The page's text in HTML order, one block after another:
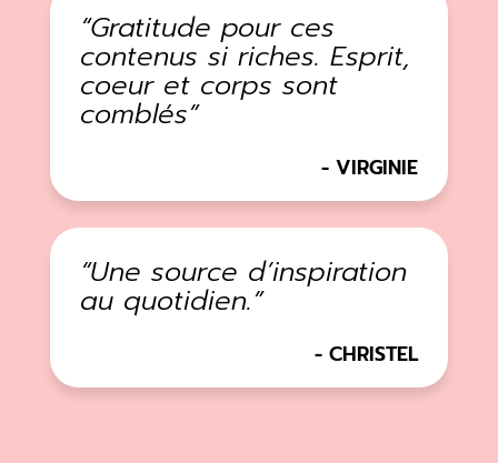
Gratitude pour ces
contenus si riches. Esprit,
coeur et corps sont
comblés
VIRGINIE
Une source d’inspiration
au quotidien.
CHRISTEL